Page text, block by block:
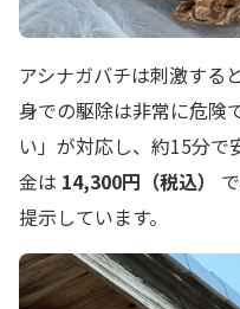
アシナガバチは刺激する
身での駆除は非常に危険
い」が対応し、約15分で
金は 14,300円（税込）
提示しています。